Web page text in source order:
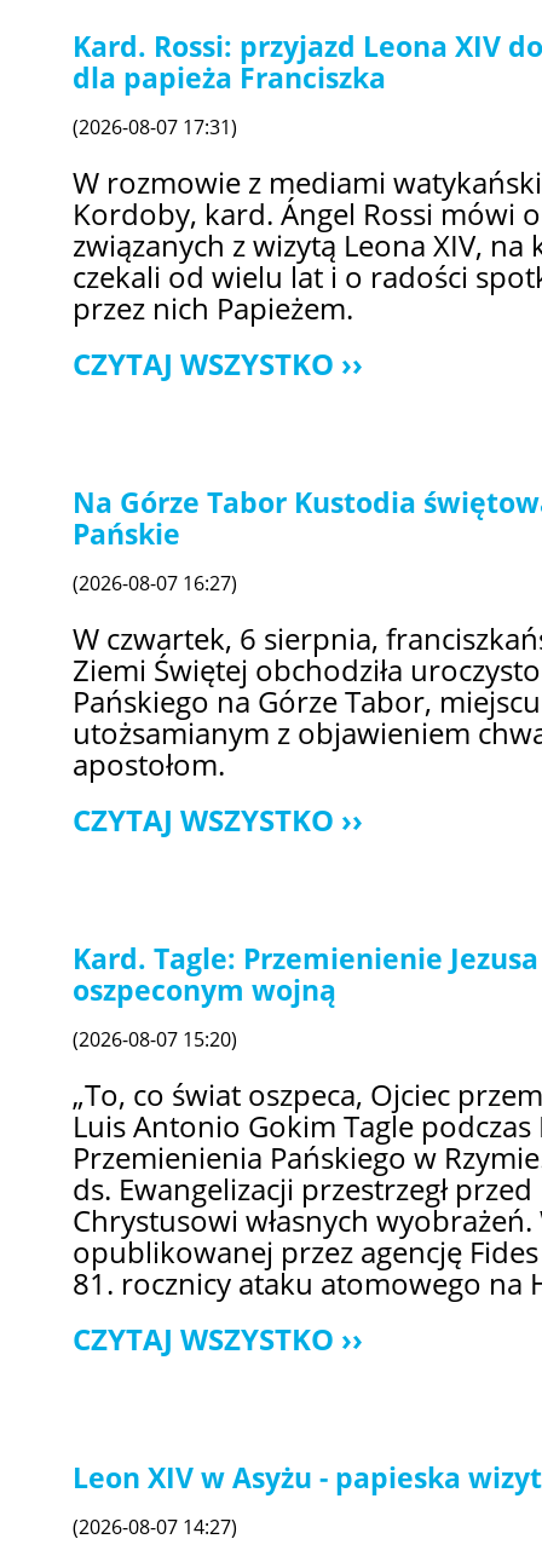
Kard. Rossi: przyjazd Leona XIV
dla papieża Franciszka
(2026-08-07 17:31)
W rozmowie z mediami
Kordoby, kard. Ángel Rossi mówi
związanych z wizytą Leona XIV,
czekali od wielu lat i o radości
przez nich Papieżem.
CZYTAJ WSZYSTKO
Na Górze Tabor Kustodia
Pańskie
(2026-08-07 16:27)
W czwartek, 6 sierpnia,
Ziemi Świętej obchodziła
Pańskiego na Górze Tabor,
utożsamianym z objawieniem
apostołom.
CZYTAJ WSZYSTKO
Kard. Tagle: Przemienienie
oszpeconym wojną
(2026-08-07 15:20)
„To, co świat oszpeca, Ojciec
Luis Antonio Gokim Tagle
Przemienienia Pańskiego w
ds. Ewangelizacji przestrzegł
Chrystusowi własnych
opublikowanej przez agencję
81. rocznicy ataku atomowego na
CZYTAJ WSZYSTKO
Leon XIV w Asyżu - papieska
(2026-08-07 14:27)